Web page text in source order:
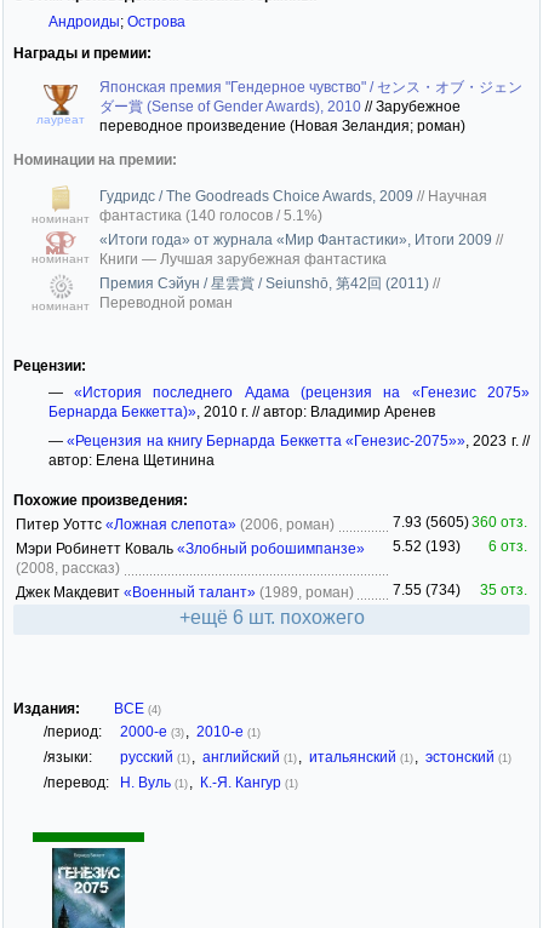
Андроиды; Острова
Награды и премии:
лауреат
Японская премия "Гендерное чувство" / センス・オブ・ジェン
ダー賞 (Sense of Gender Awards), 2010 //Зарубежное
переводное произведение (Новая Зеландия; роман)
Номинации на премии:
номинант
Гудридс / The Goodreads Choice Awards, 2009 // Научная
фантастика (140 голосов / 5.1%)
номинант
«Итоги года» от журнала «Мир Фантастики», Итоги 2009 //
Книги — Лучшая зарубежная фантастика
номинант
Премия Сэйун / 星雲賞 / Seiunshō, 第42回 (2011) //
Переводной роман
Рецензии:
—«История последнего Адама (рецензия на «Генезис 2075»
Бернарда Беккетта)», 2010 г. // автор: Владимир Аренев
—«Рецензия на книгу Бернарда Беккетта «Генезис-2075»», 2023 г. //
автор: Елена Щетинина
Похожие произведения:
Питер Уоттс «Ложная слепота» (2006, роман) 7.93 (5605)360 отз.
Мэри Робинетт Коваль «Злобный робошимпанзе»
(2008, рассказ)
5.52 (193) 6 отз.
Джек Макдевит «Военный талант» (1989, роман) 7.55 (734) 35 отз.
+ещё 6 шт. похожего
Издания: ВСЕ (4)
/период: 2000-е (3) , 2010-е (1)
/языки: русский (1) , английский (1) , итальянский (1) , эстонский (1)
/перевод: Н. Вуль (1) , К.-Я. Кангур (1)